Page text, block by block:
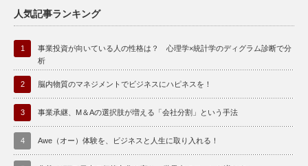
人気記事ランキング
1
事業投資が向いている人の性格は？ 心理学×統計学のディグラム診断で分
析
2 脳内物質のマネジメントでビジネスにハピネスを！
3 事業承継、M＆Aの選択肢が増える「会社分割」という手法
4 Awe（オー）体験を、ビジネスと人生に取り入れる！